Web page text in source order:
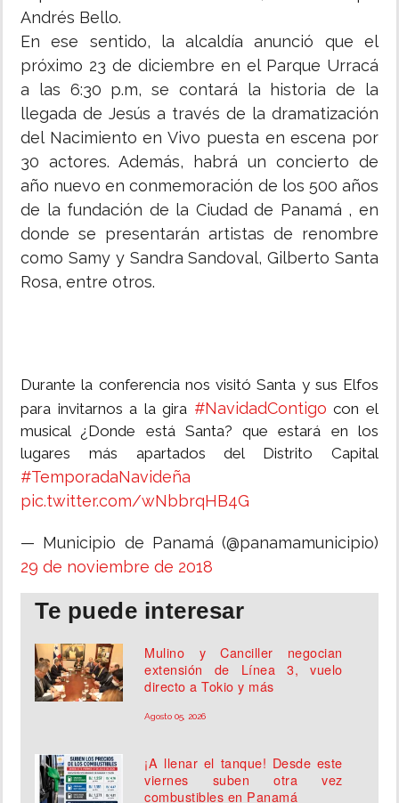
Andrés Bello.
En ese sentido, la alcaldía anunció que el
próximo 23 de diciembre en el Parque Urracá
a las 6:30 p.m, se contará la historia de la
llegada de Jesús a través de la dramatización
del Nacimiento en Vivo puesta en escena por
30 actores. Además, habrá un concierto de
año nuevo en conmemoración de los 500 años
de la fundación de la Ciudad de Panamá , en
donde se presentarán artistas de renombre
como Samy y Sandra Sandoval, Gilberto Santa
Rosa, entre otros.
Durante la conferencia nos visitó Santa y sus Elfos
para invitarnos a la gira #NavidadContigo con el
musical ¿Donde está Santa? que estará en los
lugares más apartados del Distrito Capital
#TemporadaNavideña
pic.twitter.com/wNbbrqHB4G
— Municipio de Panamá (@panamamunicipio)
29 de noviembre de 2018
Te puede interesar
Mulino y Canciller negocian
extensión de Línea 3, vuelo
directo a Tokio y más
Agosto 05, 2026
¡A llenar el tanque! Desde este
viernes suben otra vez
combustibles en Panamá